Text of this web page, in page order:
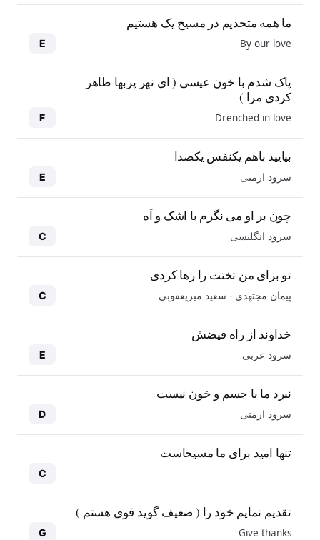
ما همه متحدیم در مسیح یک هستیم
By our love
E
پاک شدم با خون عیسی ( ای نهر پربها طاهر
کردی مرا )
Drenched in love
F
بیایید باهم یکنفس یکصدا
سرود ارمنی E
چون بر او می نگرم با اشک و آه
سرود انگلیسی C
تو برای من تختت را رها کردی
پیمان مجتهدی - سعید میریعقوبی C
خداوند از راه فیضش
سرود عربی E
نبرد ما با جسم و خون نیست
سرود ارمنی D
تنها امید برای ما مسیحاست
C
تقدیم نمایم خود را ( ضعیف گوید قوی هستم )
Give thanks
G